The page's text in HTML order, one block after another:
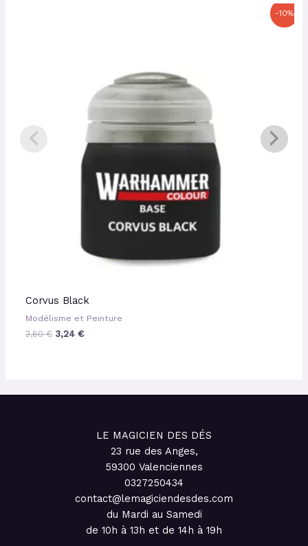
-10%
Corvus Black
Modélisme et Peinture
3,60€ 3,24€
LE MAGICIEN DES DÉS
23 rue des Anges,
59300 Valenciennes
0327250434
contact@lemagiciendesdes.com
du Mardi au Samedi
de 10h à 13h et de 14h à 19h